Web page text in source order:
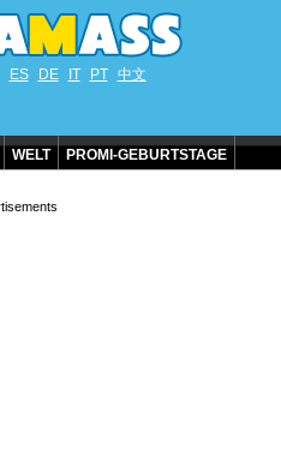
ES DE IT PT 中文
WELT PROMI-GEBURTSTAGE